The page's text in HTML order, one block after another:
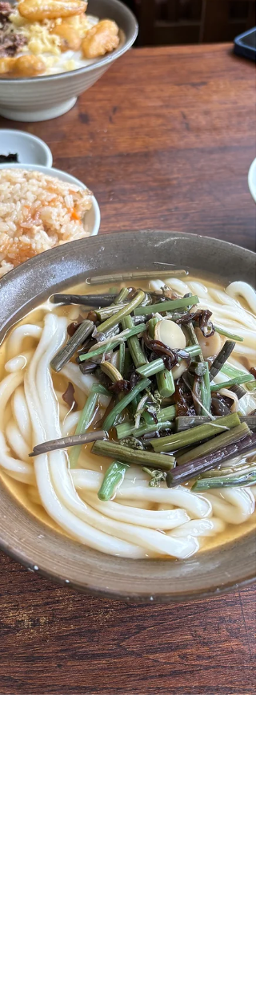
格でいいの!?」と思ってしまうほどの内容
カニをお腹いっぱい味わって、ゆっくりホ
ルで過ごし、スタジアムシティーを満喫で
るなんて最高ですね！ これは家族旅行や友
人との旅行はもちろん、自分へのご褒美に
ぴったり♪ 気になる方は早めのチェックがお
すすめです！人気プランはすぐ埋まってし
うかもしれません。 私もかなり心が揺れて
います（笑）。カニ好きにはたまらない、
得情報でした！🦀